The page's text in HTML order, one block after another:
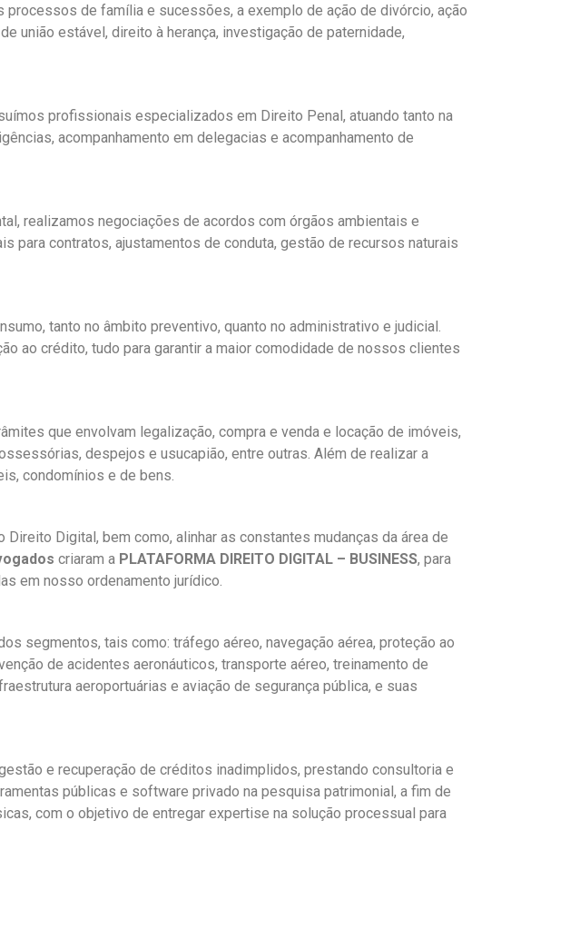
de família e sucessões, a exemplo de ação de divórcio, ação
união estável, direito à herança, investigação de paternidade,
profissionais especializados em Direito Penal, atuando tanto na
acompanhamento em delegacias e acompanhamento de
realizamos negociações de acordos com órgãos ambientais e
para contratos, ajustamentos de conduta, gestão de recursos naturais
tanto no âmbito preventivo, quanto no administrativo e judicial.
ao crédito, tudo para garantir a maior comodidade de nossos clientes
que envolvam legalização, compra e venda e locação de imóveis,
despejos e usucapião, entre outras. Além de realizar a
condomínios e de bens.
Digital, bem como, alinhar as constantes mudanças da área de
criaram a PLATAFORMA DIREITO DIGITAL – BUSINESS, para
em nosso ordenamento jurídico.
segmentos, tais como: tráfego aéreo, navegação aérea, proteção ao
de acidentes aeronáuticos, transporte aéreo, treinamento de
aeroportuárias e aviação de segurança pública, e suas
e recuperação de créditos inadimplidos, prestando consultoria e
públicas e software privado na pesquisa patrimonial, a fim de
com o objetivo de entregar expertise na solução processual para